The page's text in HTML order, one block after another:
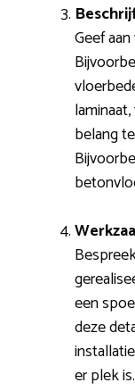
Geef
belang
een
deze
er plek is.